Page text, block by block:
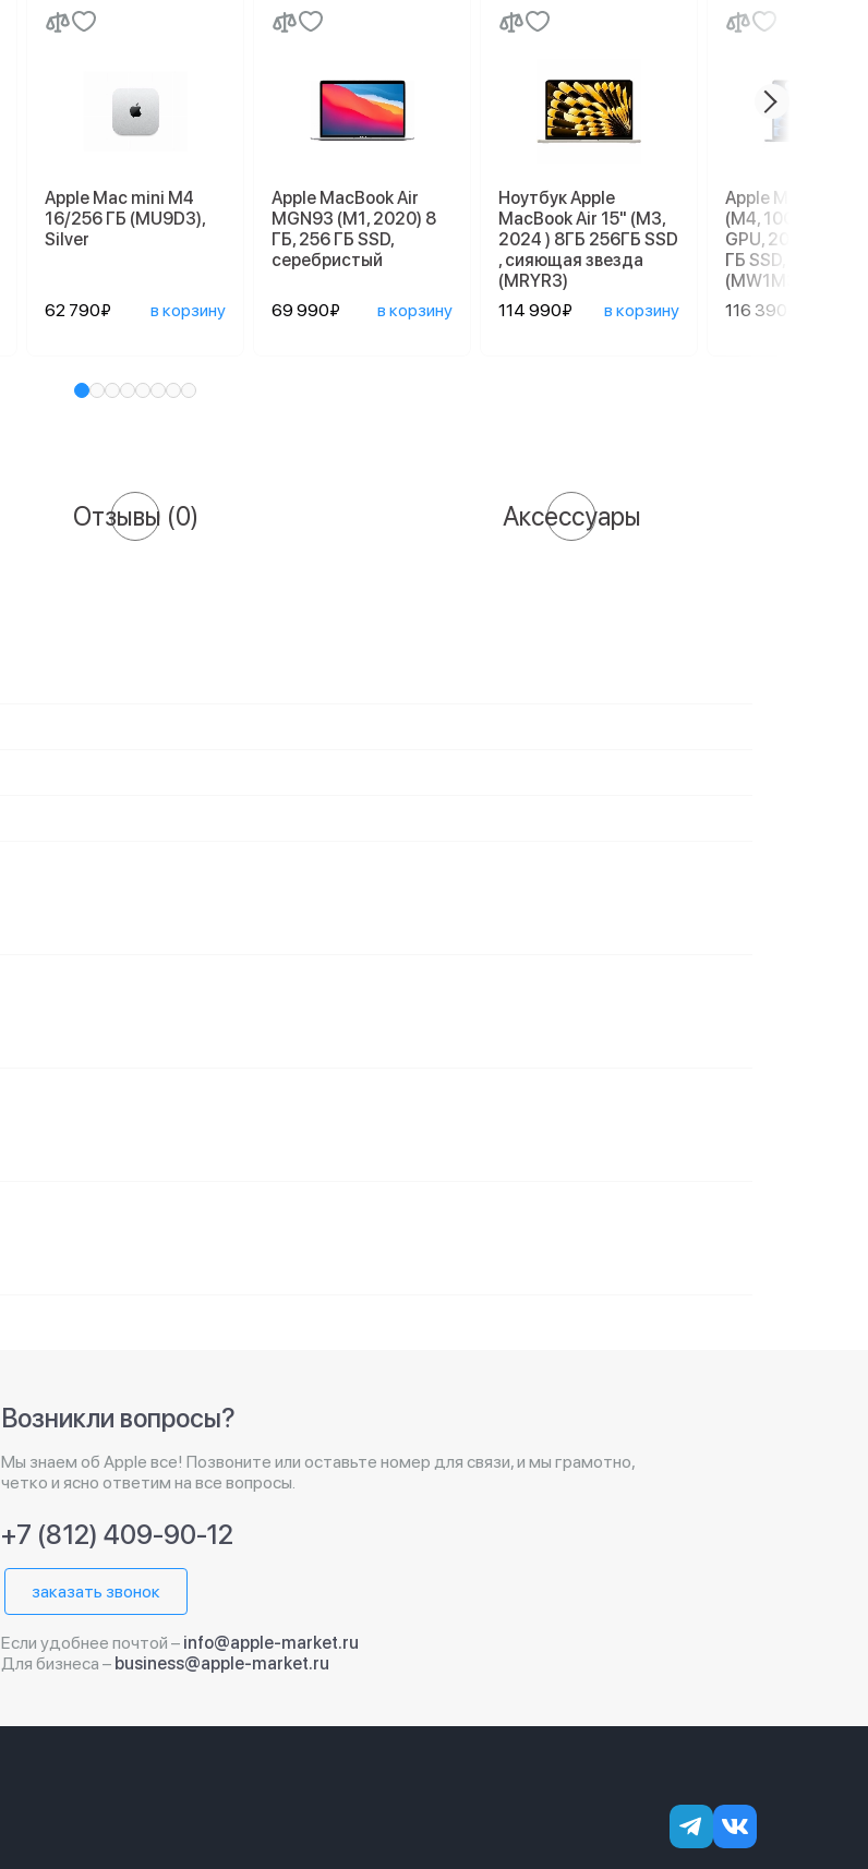
Apple Mac mini M4
16/256 ГБ (MU9D3),
Silver
62 790₽ в корзину
Apple MacBook Air
MGN93 (M1, 2020) 8
ГБ, 256 ГБ SSD,
серебристый
69 990₽ в корзину
Ноутбук Apple
MacBook Air 15" (M3,
2024 ) 8ГБ 256ГБ SSD
, сияющая звезда
(MRYR3)
114 990₽
в корзину
Apple MacBook
(M4, 10C CPU,
GPU, 2025) 16 ГБ
ГБ SSD, темная
(MW1M3)
116 390₽
Отзывы (0) Аксессуары
Возникли вопросы?
Мы знаем об Apple все! Позвоните или оставьте номер для связи, и мы грамотно,
четко и ясно ответим на все вопросы.
+7 (812) 409-90-12
заказать звонок
Если удобнее почтой – info@apple-market.ru
Для бизнеса – business@apple-market.ru